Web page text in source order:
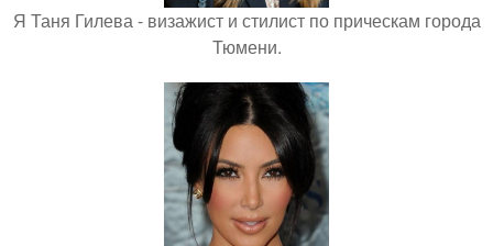
Я Таня Гилева - визажист и стилист по прическам города
Тюмени.